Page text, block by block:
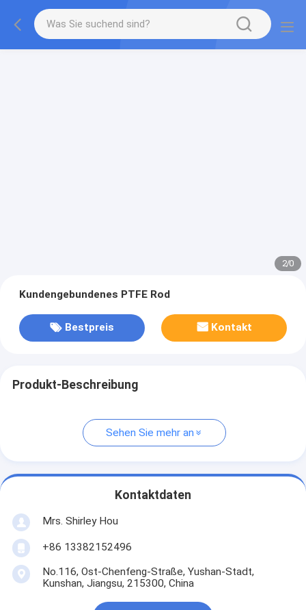
2/0
Kundengebundenes PTFE Rod
Bestpreis Kontakt
Produkt-Beschreibung
Sehen Sie mehr an
Kontaktdaten
Mrs. Shirley Hou
+86 13382152496
No.116, Ost-Chenfeng-Straße, Yushan-Stadt,
Kunshan, Jiangsu, 215300, China